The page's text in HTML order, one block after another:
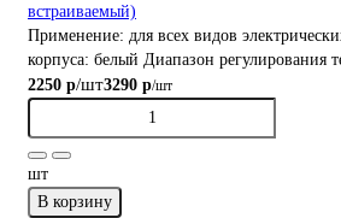
встраиваемый)
Применение: для всех видов
корпуса: белый Диапазон регулирования
2250 р/шт3290 р/шт
шт
В корзину